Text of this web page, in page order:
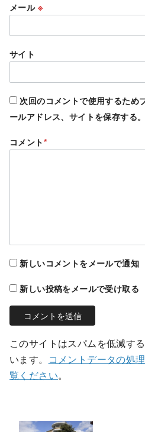
メール ※
サイト
次回のコメントで使用するため
ールアドレス、サイトを保存する。
コメント*
新しいコメントをメールで通知
新しい投稿をメールで受け取る
このサイトはスパムを低減す
います。
コメントデータの処
覧ください。